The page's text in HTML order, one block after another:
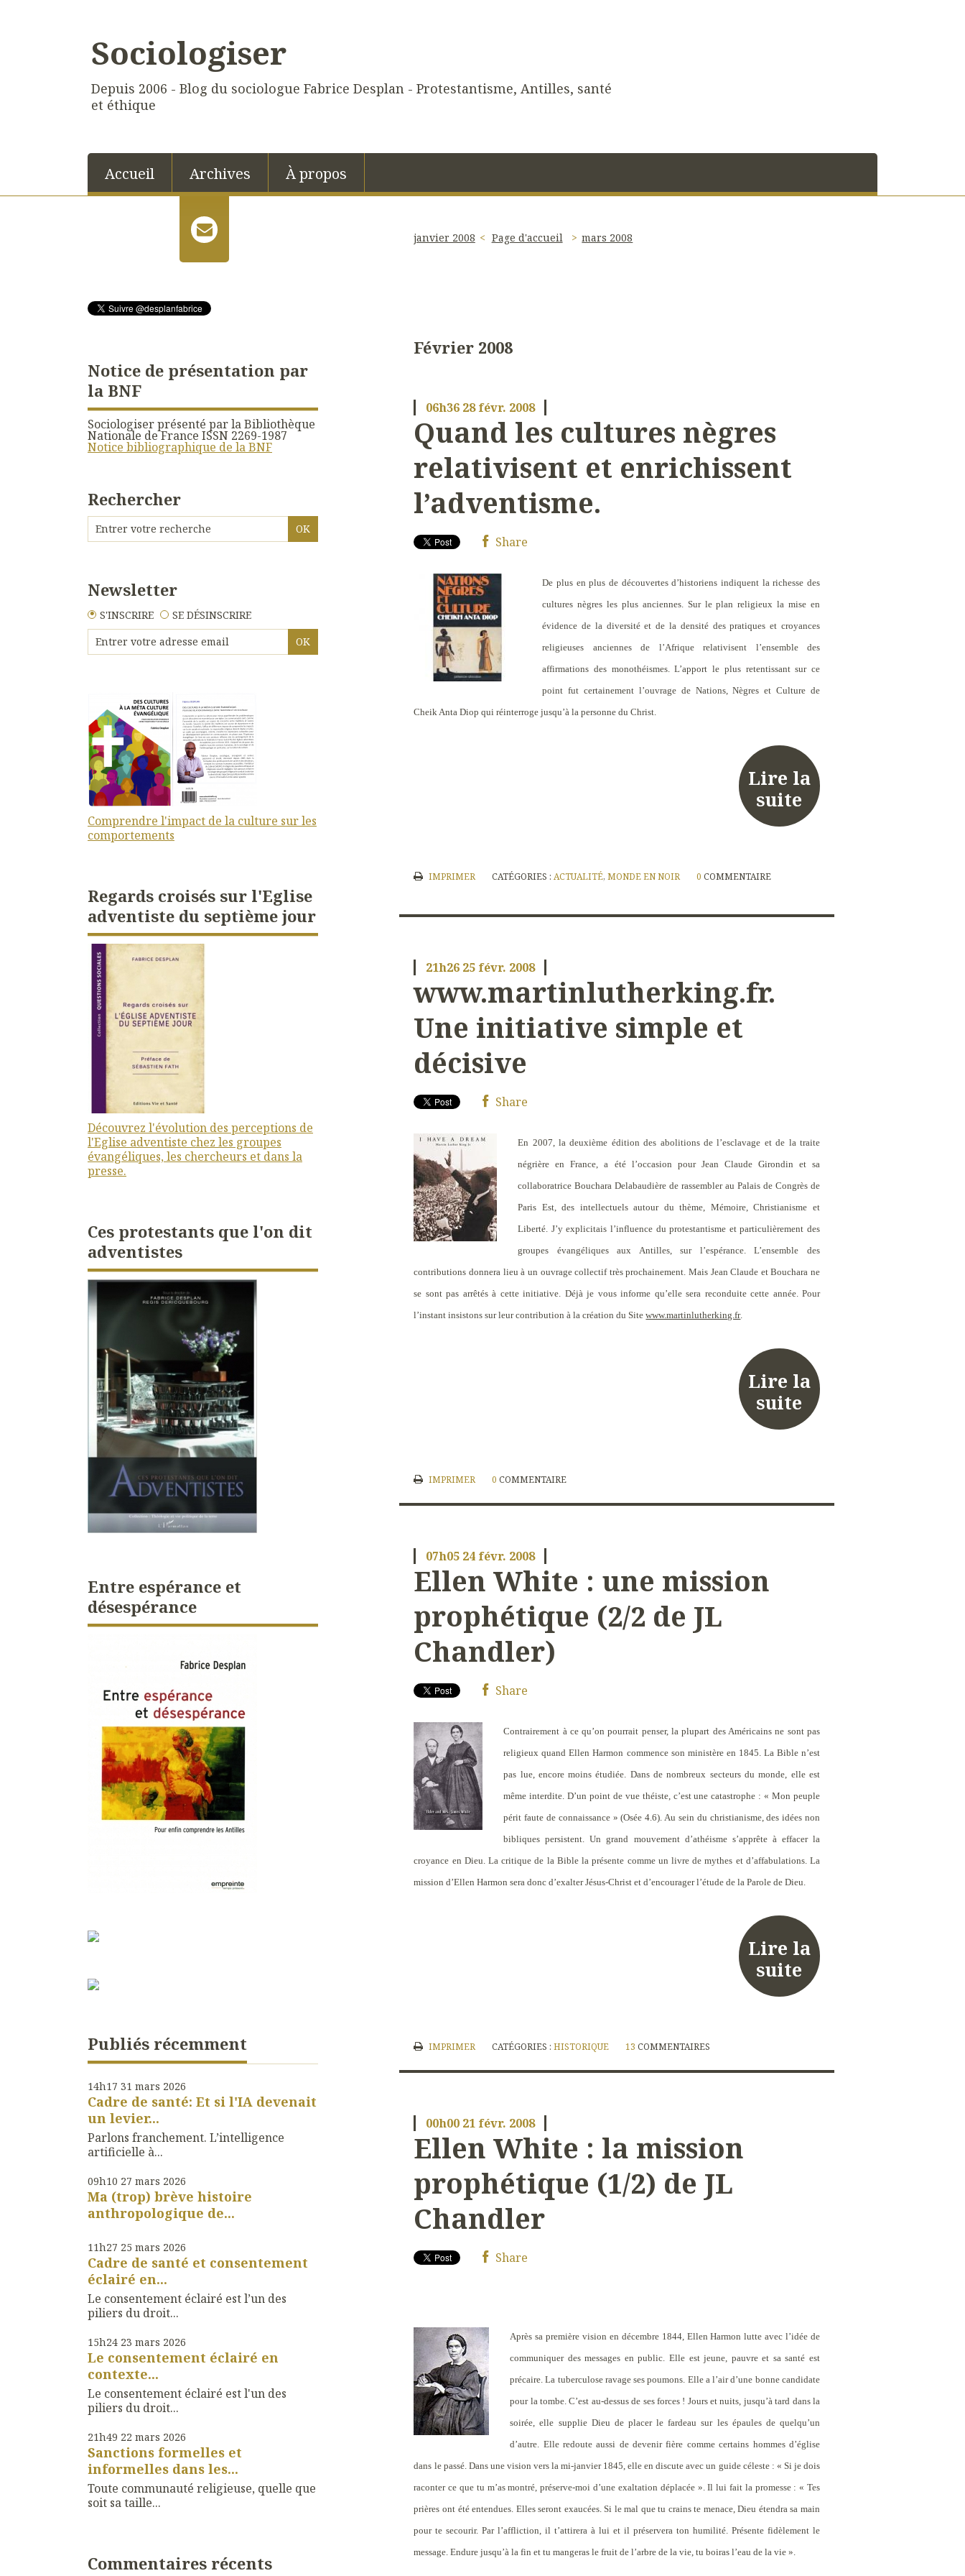
Sociologiser
Depuis 2006 - Blog du sociologue Fabrice Desplan - Protestantisme, Antilles, santé
et éthique
Accueil Archives À propos
Notice de présentation par
la BNF
Sociologiser présenté par la Bibliothèque
Nationale de France ISSN 2269-1987
Notice bibliographique de la BNF
Rechercher
Newsletter
S'INSCRIRE SE DÉSINSCRIRE
Comprendre l'impact de la culture sur les
comportements
Regards croisés sur l'Eglise
adventiste du septième jour
Découvrez l'évolution des perceptions de
l'Eglise adventiste chez les groupes
évangéliques, les chercheurs et dans la
presse.
Ces protestants que l'on dit
adventistes
Entre espérance et
désespérance
Publiés récemment
14h17 31 mars 2026
Cadre de santé: Et si l'IA devenait
un levier...
Parlons franchement. L’intelligence
artificielle à...
09h10 27 mars 2026
Ma (trop) brève histoire
anthropologique de...
11h27 25 mars 2026
Cadre de santé et consentement
éclairé en...
Le consentement éclairé est l’un des
piliers du droit...
15h24 23 mars 2026
Le consentement éclairé en
contexte...
Le consentement éclairé est l'un des
piliers du droit...
21h49 22 mars 2026
Sanctions formelles et
informelles dans les...
Toute communauté religieuse, quelle que
soit sa taille...
Commentaires récents
janvier 2008 Page d'accueil mars 2008
Février 2008
06h36 28 févr. 2008
Quand les cultures nègres
relativisent et enrichissent
l’adventisme.
Share
De plus en plus de découvertes d’historiens indiquent la richesse des
cultures nègres les plus anciennes. Sur le plan religieux la mise en
évidence de la diversité et de la densité des pratiques et croyances
religieuses anciennes de l’Afrique relativisent l’ensemble des
affirmations des monothéismes. L’apport le plus retentissant sur ce
point fut certainement l’ouvrage de Nations, Nègres et Culture de
Cheik Anta Diop qui réinterroge jusqu’à la personne du Christ.
Lire la
suite
IMPRIMER CATÉGORIES : ACTUALITÉ, MONDE EN NOIR 0 COMMENTAIRE
21h26 25 févr. 2008
www.martinlutherking.fr.
Une initiative simple et
décisive
Share
En 2007, la deuxième édition des abolitions de l’esclavage et de la traite
négrière en France, a été l’occasion pour Jean Claude Girondin et sa
collaboratrice Bouchara Delabaudière de rassembler au Palais de Congrès de
Paris Est, des intellectuels autour du thème, Mémoire, Christianisme et
Liberté. J’y explicitais l’influence du protestantisme et particulièrement des
groupes évangéliques aux Antilles, sur l’espérance. L’ensemble des
contributions donnera lieu à un ouvrage collectif très prochainement. Mais Jean Claude et Bouchara ne
se sont pas arrêtés à cette initiative. Déjà je vous informe qu’elle sera reconduite cette année. Pour
l’instant insistons sur leur contribution à la création du Sitewww.martinlutherking.fr.
Lire la
suite
IMPRIMER 0 COMMENTAIRE
07h05 24 févr. 2008
Ellen White : une mission
prophétique (2/2 de JL
Chandler)
Share
Contrairement à ce qu’on pourrait penser, la plupart des Américains ne sont pas
religieux quand Ellen Harmon commence son ministère en 1845. La Bible n’est
pas lue, encore moins étudiée. Dans de nombreux secteurs du monde, elle est
même interdite. D’un point de vue théiste, c’est une catastrophe :« Mon peuple
périt faute de connaissance » (Osée 4.6). Au sein du christianisme, des idées non
bibliques persistent. Un grand mouvement d’athéisme s’apprête à effacer la
croyance en Dieu. La critique de la Bible la présente comme un livre de mythes et d’affabulations. La
mission d’Ellen Harmon sera donc d’exalter Jésus-Christ et d’encourager l’étude de la Parole de Dieu.
Lire la
suite
IMPRIMER CATÉGORIES : HISTORIQUE 13 COMMENTAIRES
00h00 21 févr. 2008
Ellen White : la mission
prophétique (1/2) de JL
Chandler
Share
Après sa première vision en décembre 1844, Ellen Harmon lutte avec l’idée de
communiquer des messages en public. Elle est jeune, pauvre et sa santé est
précaire. La tuberculose ravage ses poumons. Elle a l’air d’une bonne candidate
pour la tombe. C’est au-dessus de ses forces ! Jours et nuits, jusqu’à tard dans la
soirée, elle supplie Dieu de placer le fardeau sur les épaules de quelqu’un
d’autre. Elle redoute aussi de devenir fière comme certains hommes d’église
dans le passé. Dans une vision vers la mi-janvier 1845, elle en discute avec un guide céleste : « Si je dois
raconter ce que tu m’as montré, préserve-moi d’une exaltation déplacée ». Il lui fait la promesse : « Tes
prières ont été entendues. Elles seront exaucées. Si le mal que tu crains te menace, Dieu étendra sa main
pour te secourir. Par l’affliction, il t’attirera à lui et il préservera ton humilité. Présente fidèlement le
message. Endure jusqu’à la fin et tu mangeras le fruit de l’arbre de la vie, tu boiras l’eau de la vie ».